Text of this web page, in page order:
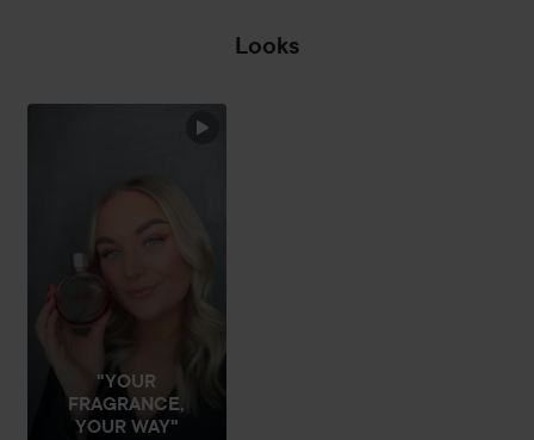
Looks
HOPPA ÖVER SEKTIONEN
"YOUR
FRAGRANCE,
YOUR WAY"